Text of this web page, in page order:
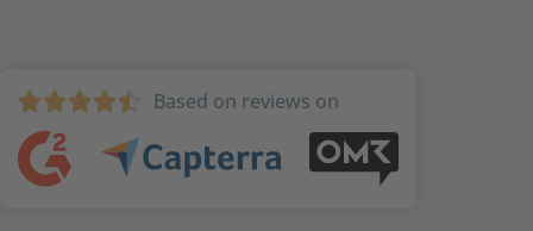
Based on reviews on
